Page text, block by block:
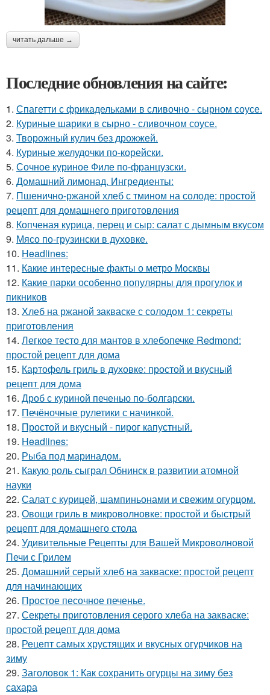
читать дальше →
Последние обновления на сайте:
1. Спагетти с фрикадельками в сливочно - сырном соусе.
2. Куриные шарики в сырно - сливочном соусе.
3. Творожный кулич без дрожжей.
4. Куриные желудочки по-корейски.
5. Сочное куриное Филе по-французски.
6. Домашний лимонад. Ингредиенты:
7. Пшенично-ржаной хлеб с тмином на солоде: простой
рецепт для домашнего приготовления
8. Копченая курица, перец и сыр: салат с дымным вкусом
9. Мясо по-грузински в духовке.
10. Headlines:
11. Какие интересные факты о метро Москвы
12. Какие парки особенно популярны для прогулок и
пикников
13. Хлеб на ржаной закваске с солодом 1: секреты
приготовления
14. Легкое тесто для мантов в хлебопечке Redmond:
простой рецепт для дома
15. Картофель гриль в духовке: простой и вкусный
рецепт для дома
16. Дроб с куриной печенью по-болгарски.
17. Печёночные рулетики с начинкой.
18. Простой и вкусный - пирог капустный.
19. Headlines:
20. Рыба под маринадом.
21. Какую роль сыграл Обнинск в развитии атомной
науки
22. Салат с курицей, шампиньонами и свежим огурцом.
23. Овощи гриль в микроволновке: простой и быстрый
рецепт для домашнего стола
24. Удивительные Рецепты для Вашей Микроволновой
Печи с Грилем
25. Домашний серый хлеб на закваске: простой рецепт
для начинающих
26. Простое песочное печенье.
27. Секреты приготовления серого хлеба на закваске:
простой рецепт для дома
28. Рецепт самых хрустящих и вкусных огурчиков на
зиму
29. Заголовок 1: Как сохранить огурцы на зиму без
сахара